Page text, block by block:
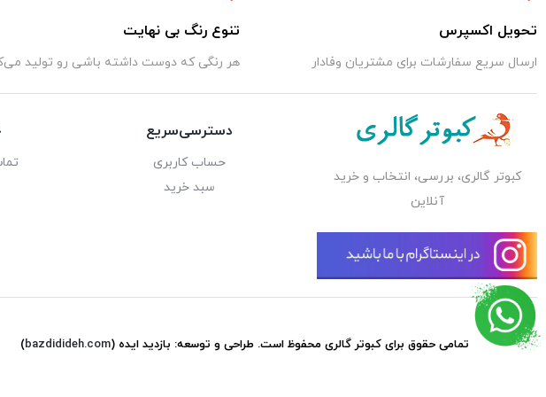
تحویل اکسپرس
ارسال سریع سفارشات برای مشتریان وفادار
تنوع رنگ بی نهایت
هر رنگی که دوست داشته باشی رو تولید
کبوتر گالری، بررسی، انتخاب و خرید
آنلاین
دسترسی‌سریع
حساب کاربری
سبد خرید
تماس
تمامی حقوق برایکبوتر گالریمحفوظ است. طراحی و توسعه: بازدید ایده (
bazdidideh.com
)